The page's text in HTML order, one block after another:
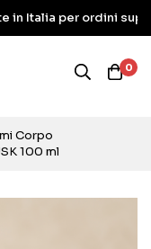
per ordini superiori
0
Corpo
100 ml